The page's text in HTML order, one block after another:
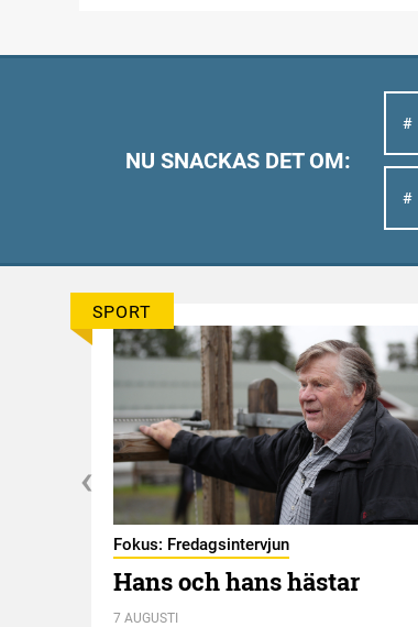
NU SNACKAS DET OM:
#
#
SPORT
Fokus: Fredagsintervjun
Hans och hans hästar
7 AUGUSTI